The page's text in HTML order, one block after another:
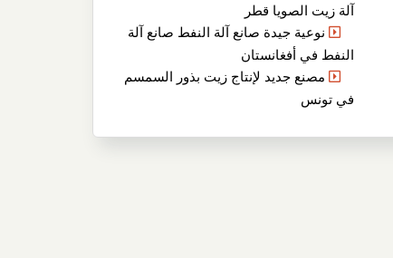
آلة زيت الصويا قطر
نوعية جيدة صانع آلة النفط صانع آلة
النفط في أفغانستان
مصنع جديد لإنتاج زيت بذور السمسم
في تونس